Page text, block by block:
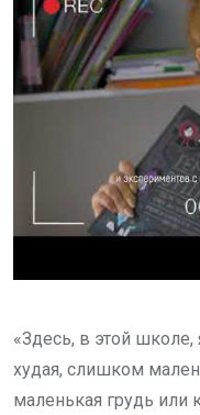
«Здесь, в этой
худая, слишком
маленькая грудь или